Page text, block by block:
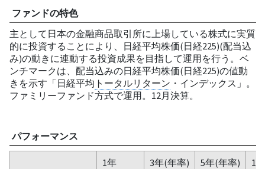
ファンドの特色
主として日本の金融商品取引所に上場している株式に実質
的に投資することにより、日経平均株価(日経225)(配当込
み)の動きに連動する投資成果を目指して運用を行う。ベ
ンチマークは、配当込みの日経平均株価(日経225)の値動
きを示す「日経平均 トータルリターン ・インデックス」。
ファミリーファンド方式で運用。12月決算。
パフォーマンス
1年 3年(年率) 5年(年率)
10